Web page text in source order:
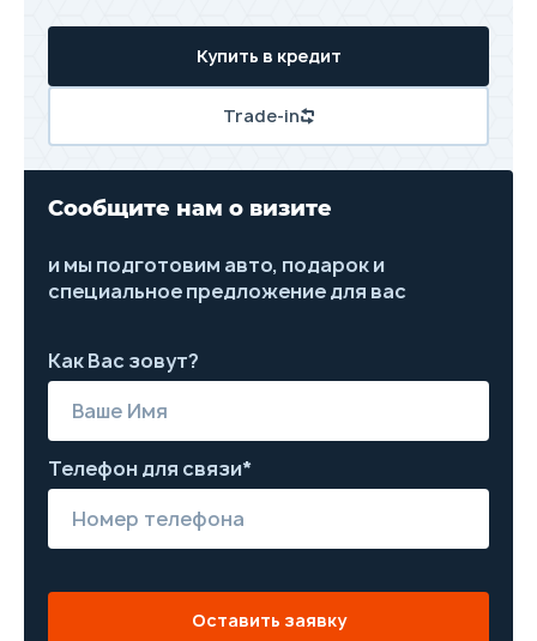
Купить в кредит
Trade-in
Сообщите нам о визите
и мы подготовим авто, подарок и
специальное предложение для вас
Как Вас зовут?
Телефон для связи*
Оставить заявку